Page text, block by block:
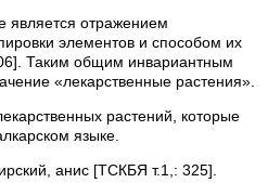
является отражением
элементов и способом их
Таким общим инвариантным
«лекарственные растения».
растений, которые
языке.
анис [ТСКБЯ т.1,: 325].